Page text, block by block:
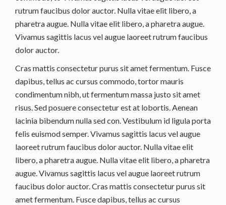
rutrum faucibus dolor auctor. Nulla vitae elit libero, a
pharetra augue. Nulla vitae elit libero, a pharetra augue.
Vivamus sagittis lacus vel augue laoreet rutrum faucibus
dolor auctor.
Cras mattis consectetur purus sit amet fermentum. Fusce
dapibus, tellus ac cursus commodo, tortor mauris
condimentum nibh, ut fermentum massa justo sit amet
risus. Sed posuere consectetur est at lobortis. Aenean
lacinia bibendum nulla sed con. Vestibulum id ligula porta
felis euismod semper. Vivamus sagittis lacus vel augue
laoreet rutrum faucibus dolor auctor. Nulla vitae elit
libero, a pharetra augue. Nulla vitae elit libero, a pharetra
augue. Vivamus sagittis lacus vel augue laoreet rutrum
faucibus dolor auctor. Cras mattis consectetur purus sit
amet fermentum. Fusce dapibus, tellus ac cursus